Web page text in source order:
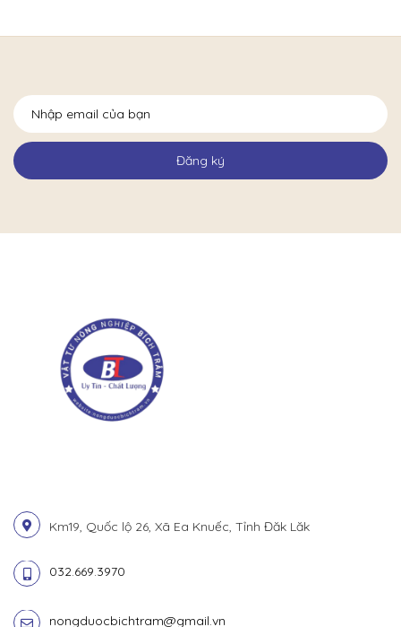
Đăng ký
Km19, Quốc lộ 26, Xã Ea Knuếc, Tỉnh Đăk Lăk
032.669.3970
nongduocbichtram@gmail.vn